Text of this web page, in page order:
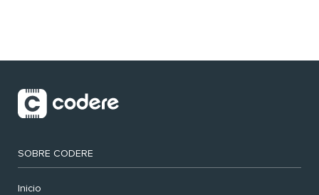
SOBRE CODERE
Inicio